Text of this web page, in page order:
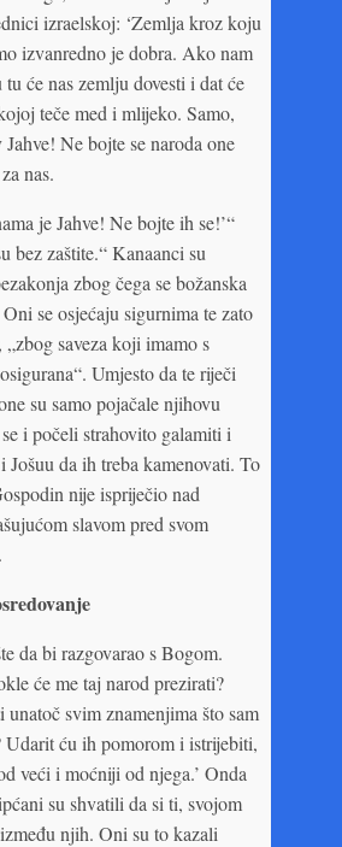
izraelskoj: ‘Zemlja kroz koju
izvanredno je dobra. Ako nam
će nas zemlju dovesti i dat će
teče med i mlijeko. Samo,
Ne bojte se naroda one
nas.
je Jahve! Ne bojte ih se!’“
bez zaštite.“ Kanaanci su
zbog čega se božanska
se osjećaju sigurnima te zato
saveza koji imamo s
Umjesto da te riječi
su samo pojačale njihovu
i počeli strahovito galamiti i
da ih treba kamenovati. To
nije ispriječio nad
slavom pred svom
da bi razgovarao s Bogom.
će me taj narod prezirati?
svim znamenjima što sam
ću ih pomorom i istrijebiti,
veći i moćniji od njega.’ Onda
su shvatili da si ti, svojom
njih. Oni su to kazali